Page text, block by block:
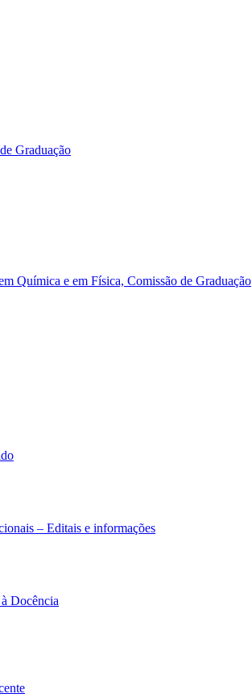
Graduação
Química e em Física, Comissão de Graduação
– Editais e informações
Docência